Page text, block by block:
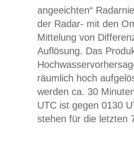
angeeichten“
der Radar- mit den
Mittelung von
Auflösung. Das
räumlich hoch
werden ca. 30
UTC ist gegen 0130
stehen für die letzten